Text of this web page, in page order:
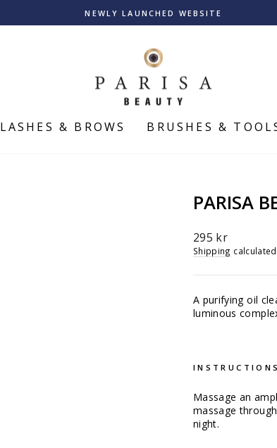
Pause
PAY SAFELY WITH KLARNA
LASHES & BROWS BRUSHES &
PARISA
Regular
price
295 kr
Shipping
A purifying oil
luminous
Massage an
massage
night.